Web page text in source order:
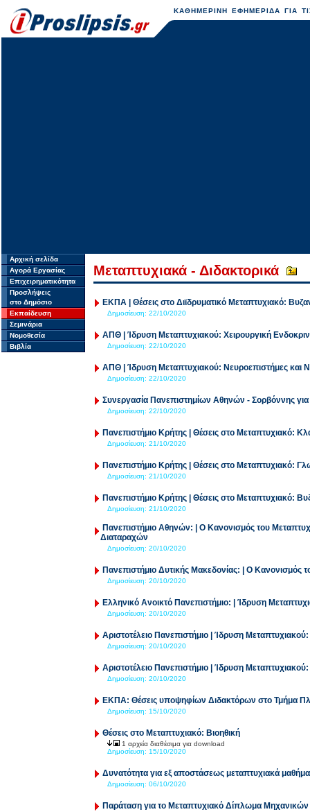
ΚΑΘΗΜΕΡΙΝΗ ΕΦΗΜΕΡΙΔΑ ΓΙΑ
Αρχική σελίδα
Αγορά Εργασίας
Επιχειρηματικότητα
Προσλήψεις
στο Δημόσιο
Εκπαίδευση
Σεμινάρια
Νομοθεσία
Βιβλία
Μεταπτυχιακά - Διδακτορικά
ΕΚΠΑ | Θέσεις στο Διϊδρυματικό Μεταπτυχιακό:
Δημοσίευση: 22/10/2020
ΑΠΘ | Ίδρυση Μεταπτυχιακού: Χειρουργική
Δημοσίευση: 22/10/2020
ΑΠΘ | Ίδρυση Μεταπτυχιακού: Νευροεπιστήμες και
Δημοσίευση: 22/10/2020
Συνεργασία Πανεπιστημίων Αθηνών - Σορβόννης
Δημοσίευση: 22/10/2020
Πανεπιστήμιο Κρήτης | Θέσεις στο Μεταπτυχιακό:
Δημοσίευση: 21/10/2020
Πανεπιστήμιο Κρήτης | Θέσεις στο Μεταπτυχιακό:
Δημοσίευση: 21/10/2020
Πανεπιστήμιο Κρήτης | Θέσεις στο Μεταπτυχιακό:
Δημοσίευση: 21/10/2020
Πανεπιστήμιο Αθηνών: | Ο Κανονισμός του
Διαταραχών
Δημοσίευση: 20/10/2020
Πανεπιστήμιο Δυτικής Μακεδονίας: | Ο Κανονισμός
Δημοσίευση: 20/10/2020
Ελληνικό Ανοικτό Πανεπιστήμιο: | Ίδρυση
Δημοσίευση: 20/10/2020
Αριστοτέλειο Πανεπιστήμιο | Ίδρυση
Δημοσίευση: 20/10/2020
Αριστοτέλειο Πανεπιστήμιο | Ίδρυση
Δημοσίευση: 20/10/2020
ΕΚΠΑ: Θέσεις υποψηφίων Διδακτόρων στο Τμήμα
Δημοσίευση: 15/10/2020
Θέσεις στο Μεταπτυχιακό: Βιοηθική
1 αρχεία διαθέσιμα για download
Δημοσίευση: 15/10/2020
Δυνατότητα για εξ αποστάσεως μεταπτυχιακά
Δημοσίευση: 06/10/2020
Παράταση για το Μεταπτυχιακό Δίπλωμα